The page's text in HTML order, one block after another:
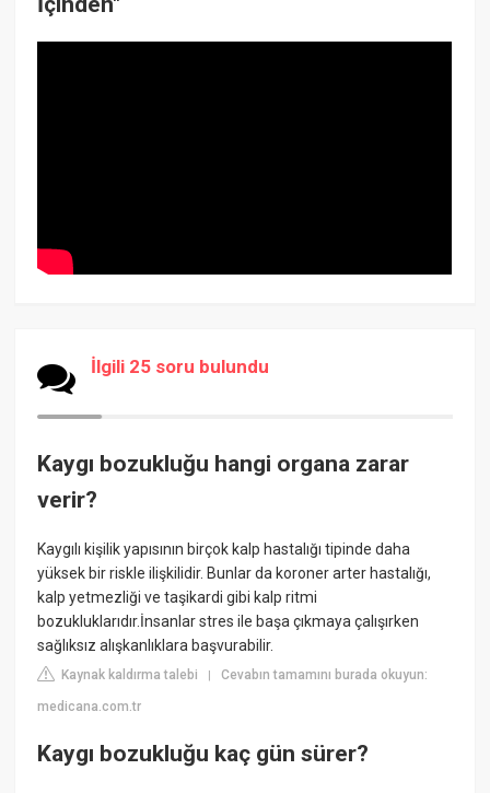
İlgili 25 soru bulundu
Kaygı bozukluğu hangi organa zarar
verir?
Kaygılı kişilik yapısının birçok kalp hastalığı tipinde daha
yüksek bir riskle ilişkilidir. Bunlar da koroner arter hastalığı,
kalp yetmezliği ve taşikardi gibi kalp ritmi
bozukluklarıdır.İnsanlar stres ile başa çıkmaya çalışırken
sağlıksız alışkanlıklara başvurabilir.
Kaynak kaldırma talebi |Cevabın tamamını burada okuyun:
medicana.com.tr
Kaygı bozukluğu kaç gün sürer?